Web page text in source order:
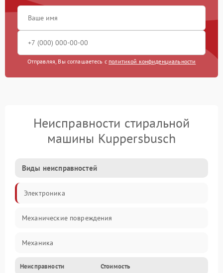
Отправляя, Вы соглашаетесь с политикой конфиденциальности
Неисправности стиральной
машины Kuppersbusch
Виды неисправностей
Электроника
Механические повреждения
Механика
Электропитание
Неисправности Стоимость